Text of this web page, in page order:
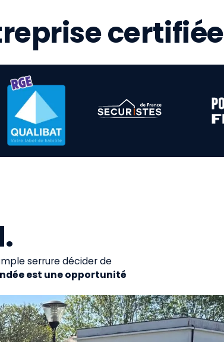
certifiée
serrure décider de
est une opportunité